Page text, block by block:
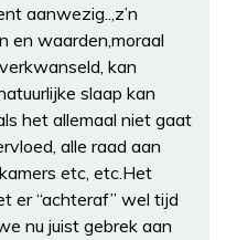
aanwezig..,z’n
en waarden,moraal
kan
slaap kan
het allemaal niet gaat
alle raad aan
etc, etc.Het
er “achteraf” wel tijd
nu juist gebrek aan